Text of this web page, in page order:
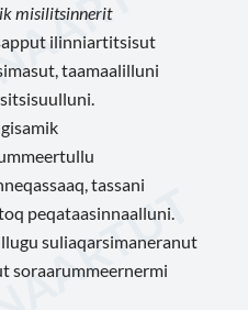
misilitsinnerit
ilinniartitsisut
taamaalilluni
tassani
peqataasinnaalluni.
suliaqarsimaneranut
soraarummeernermi